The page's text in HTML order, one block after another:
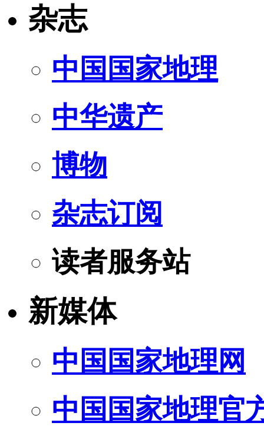
杂志
中国国家地理
中华遗产
博物
杂志订阅
读者服务站
新媒体
中国国家地理网
中国国家地理官